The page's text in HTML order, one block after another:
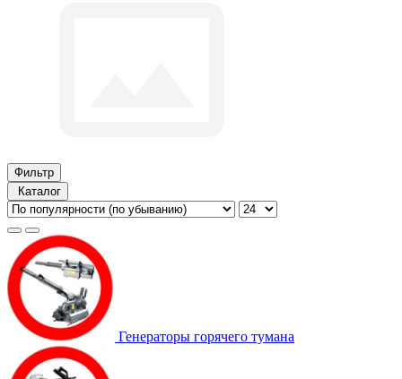
Фильтр
Каталог
Генераторы горячего тумана